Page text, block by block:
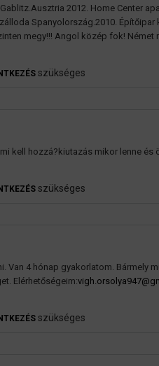
2012. Home Center
Spanyolország.2010. Építőipar
megy!!! Angol közép fok! Német
szükséges
kell hozzá?kiutazás mikor lenne és
szükséges
Van 4 hónap gyakorlatom. Bármely
Elérhetőségeim:
szükséges